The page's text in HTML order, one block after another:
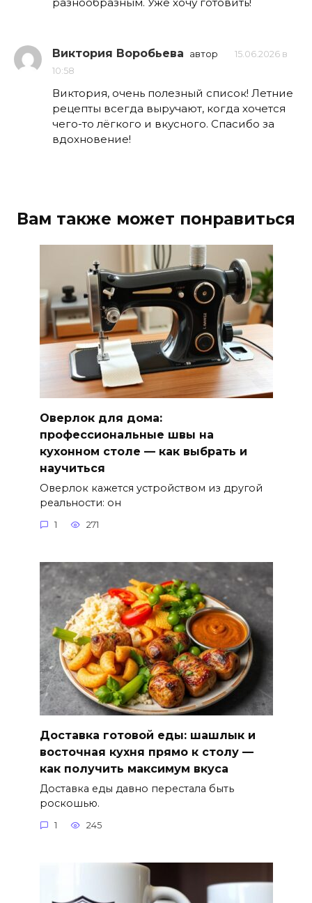
Виктория Воробьева автор
15.06.2026 в
10:58
Виктория, очень полезный список! Летние
рецепты всегда выручают, когда хочется
чего-то лёгкого и вкусного. Спасибо за
вдохновение!
Вам также может понравиться
Оверлок для дома:
профессиональные швы на
кухонном столе — как выбрать и
научиться
Оверлок кажется устройством из другой
реальности: он
1 271
Доставка готовой еды: шашлык и
восточная кухня прямо к столу —
как получить максимум вкуса
Доставка еды давно перестала быть
роскошью.
1 245